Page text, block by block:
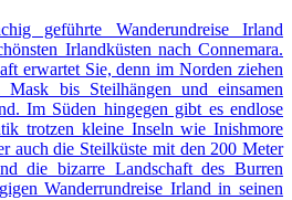
geführte Wanderundreise Irland
Irlandküsten nach Connemara.
erwartet Sie, denn im Norden ziehen
bis Steilhängen und einsamen
Im Süden hingegen gibt es endlose
trotzen kleine Inseln wie Inishmore
auch die Steilküste mit den 200 Meter
die bizarre Landschaft des Burren
Wanderrundreise Irland in seinen